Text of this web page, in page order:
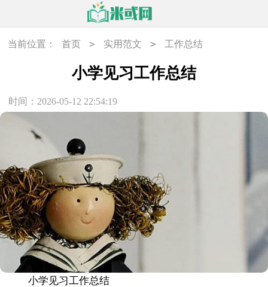
当前位置： 首页 > 实用范文 > 工作总结
小学见习工作总结
时间：2026-05-12 22:54:19
小学见习工作总结